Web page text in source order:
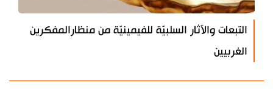
التبعات والآثار السلبيّة للفيمينيّة من منظارالمفكرين
الغربيين